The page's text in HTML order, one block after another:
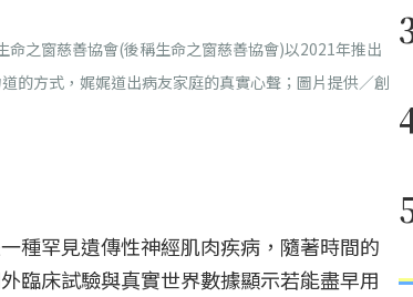
之窗慈善協會(後稱生命之窗慈善協會)以2021年推出
的方式，娓娓道出病友家庭的真實心聲；圖片提供／創
種罕見遺傳性神經肌肉疾病，隨著時間的
臨床試驗與真實世界數據顯示若能盡早用